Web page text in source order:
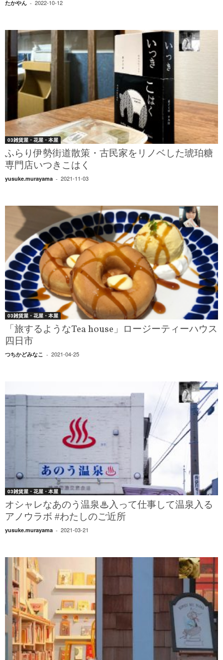
たかやん - 2022-10-12
03雑貨屋・花屋・本屋
ふらり伊勢街道散策・古民家をリノベした琥珀糖
専門店いつきこはく
yusuke.murayama - 2021-11-03
03雑貨屋・花屋・本屋
「旅するようなTea house」ロージーティーハウス
四日市
つちかどみなこ - 2021-04-25
03雑貨屋・花屋・本屋
オシャレなあのう温泉♨︎入って仕事して温泉入る
アノウラボ #わたしのご近所
yusuke.murayama - 2021-03-21